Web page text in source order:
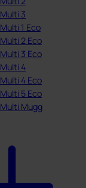
Multi 3
Multi 1 Eco
Multi 2 Eco
Multi 3 Eco
Multi 4
Multi 4 Eco
Multi 5 Eco
Multi Mugg